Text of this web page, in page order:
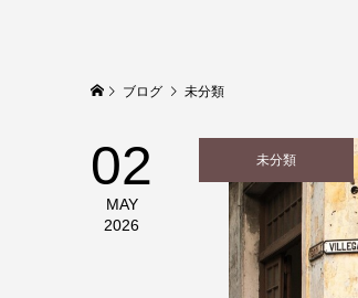
ブログ 未分類
02
MAY
2026
未分類